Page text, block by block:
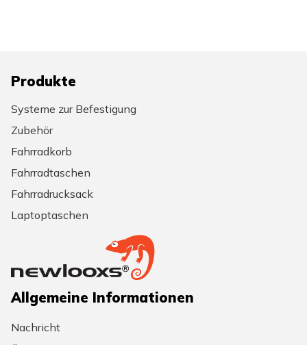
Produkte
Systeme zur Befestigung
Zubehör
Fahrradkorb
Fahrradtaschen
Fahrradrucksack
Laptoptaschen
Allgemeine Informationen
Nachricht